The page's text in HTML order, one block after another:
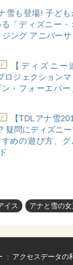
雪も登場! 子ど
「ディズニー・
ング アニバーサ
【ディズニー
ロジェクション
・フォーエバー
【TDLアナ雪
疑問にディズニ
めの遊び方、グ
イス アナと雪の女
アクセスデータの